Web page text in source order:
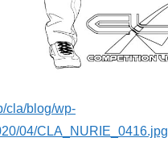
cla/blog/wp-
04/CLA_NURIE_0416.jpg